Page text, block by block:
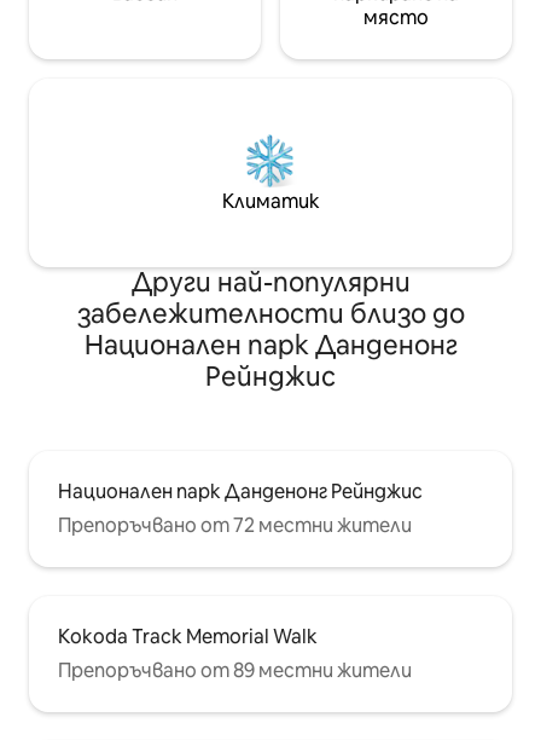
място
Климатик
Други най-популярни
забележителности близо до
Национален парк Данденонг
Рейнджис
Национален парк Данденонг Рейнджис
Препоръчвано от 72 местни жители
Kokoda Track Memorial Walk
Препоръчвано от 89 местни жители